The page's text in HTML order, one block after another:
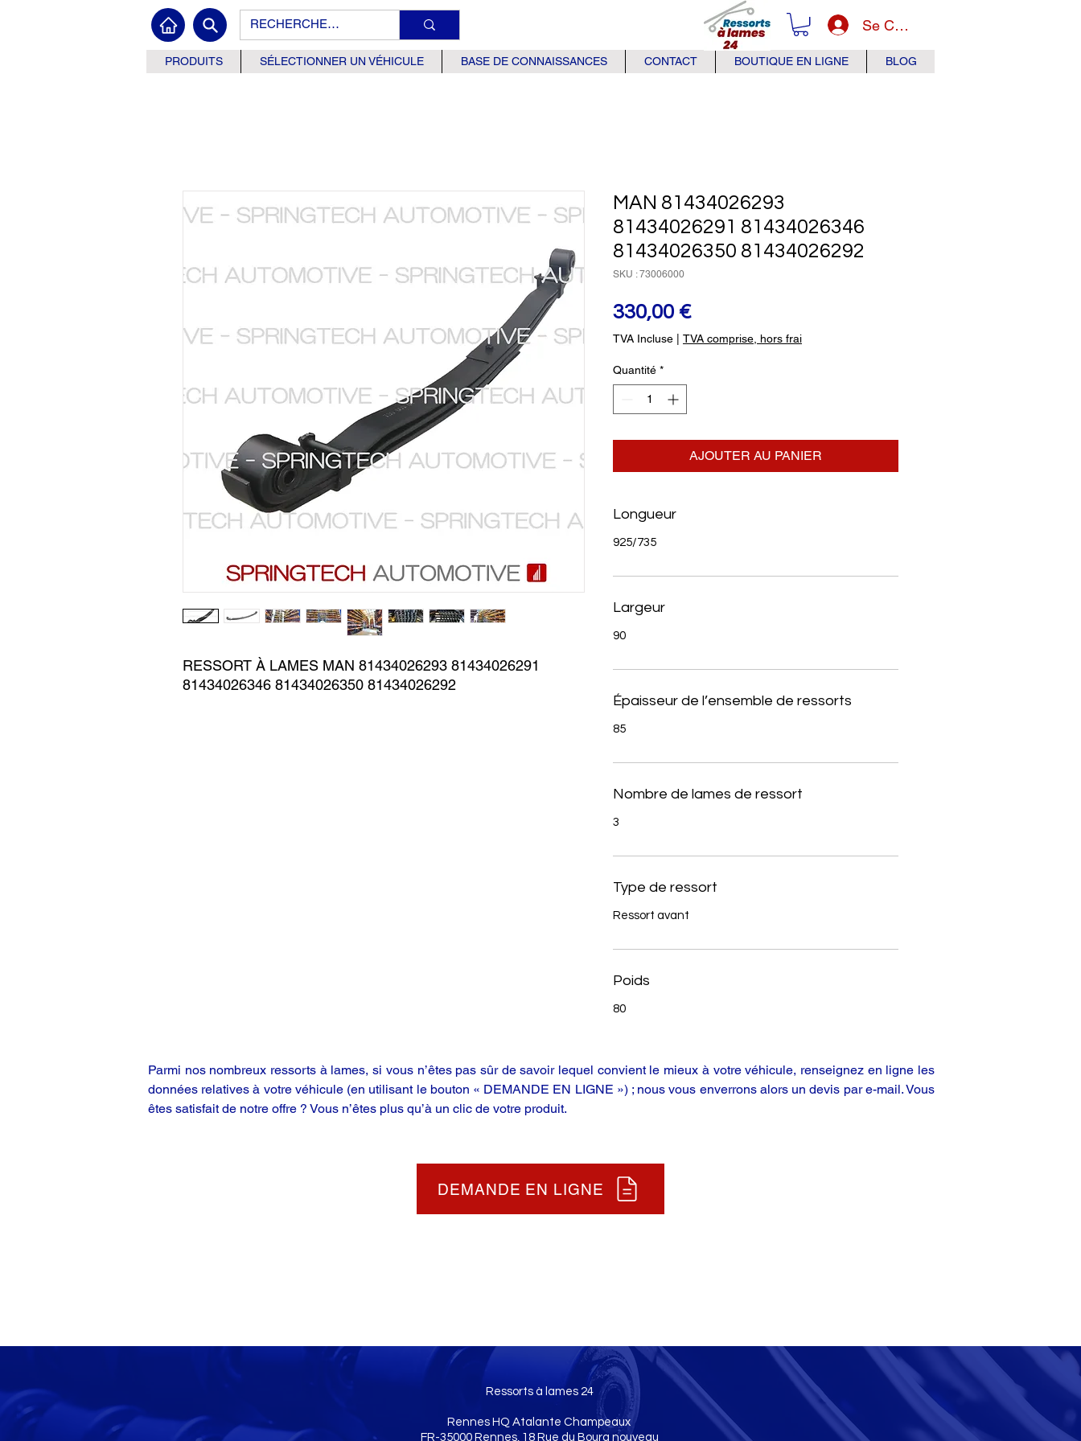
Se Connecter
PRODUITS SÉLECTIONNER UN VÉHICULE BASE DE CONNAISSANCES CONTACT BOUTIQUE EN LIGNE BLOG
RESSORT À LAMES MAN 81434026293 81434026291
81434026346 81434026350 81434026292
MAN 81434026293
81434026291 81434026346
81434026350 81434026292
SKU : 73006000
330,00 €Prix
TVA Incluse TVA comprise, hors frai
Quantité *
AJOUTER AU PANIER
Longueur
925/735
Largeur
90
Épaisseur de l’ensemble de ressorts
85
Nombre de lames de ressort
3
Type de ressort
Ressort avant
Poids
80
Parmi nos nombreux ressorts à lames, si vous n’êtes pas sûr de savoir lequel convient le mieux à votre véhicule, renseignez en ligne les
données relatives à votre véhicule (en utilisant le bouton « DEMANDE EN LIGNE ») ; nous vous enverrons alors un devis par e-mail. Vous
êtes satisfait de notre offre ? Vous n’êtes plus qu’à un clic de votre produit.
DEMANDE EN LIGNE
Ressorts à lames 24
Rennes HQ Atalante Champeaux
FR-35000 Rennes, 18 Rue du Bourg nouveau